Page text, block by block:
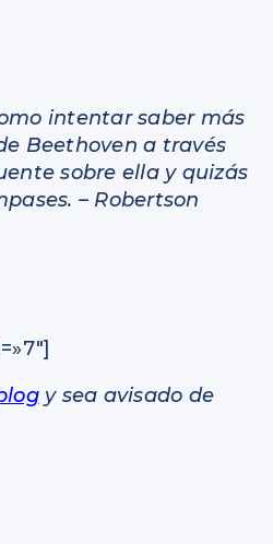
intentar saber más
Beethoven a través
sobre ella y quizás
– Robertson
y sea avisado de